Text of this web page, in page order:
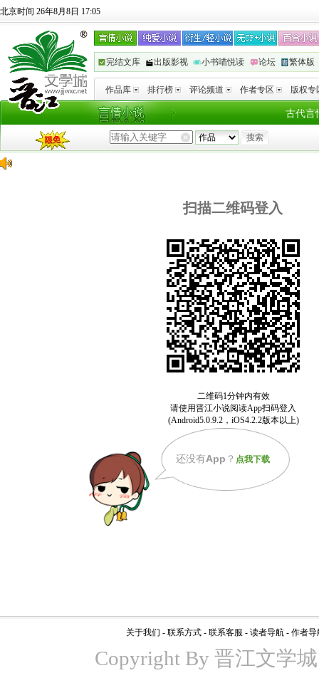
北京时间 26年8月8日 17:05
完结文库 出版影视 小书喵悦读 论坛 繁体版
作品库 排行榜 评论频道 作者专区 版权专
古代言
扫描二维码登入
还没有App ？ 点我下载
关于我们 - 联系方式 - 联系客服 - 读者导航 - 作者导
Copyright By 晋江文学